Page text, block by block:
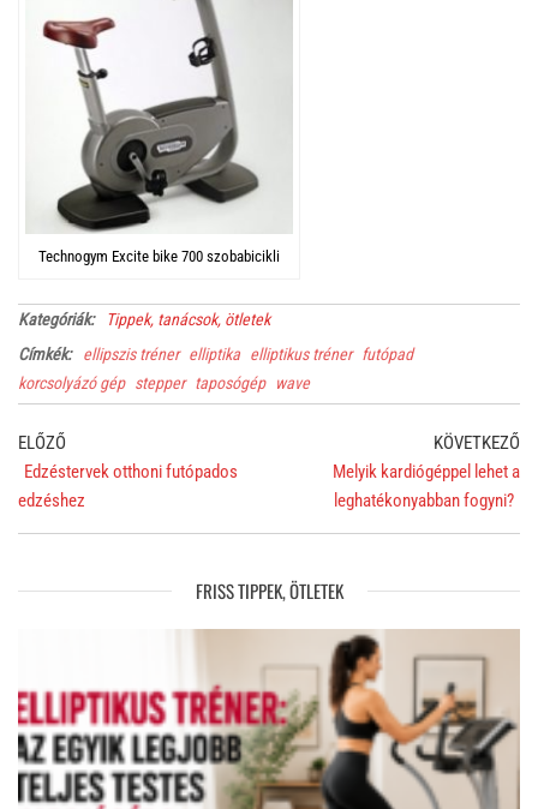
Technogym Excite bike 700 szobabicikli
Kategóriák:
Tippek, tanácsok, ötletek
Címkék:
ellipszis tréner elliptika elliptikus tréner futópad
korcsolyázó gép stepper taposógép wave
Bejegyzés
navigáció
Previous
Post
ELŐZŐ
Edzéstervek otthoni futópados
edzéshez
KÖVETKEZŐ
Melyik kardiógéppel lehet a
leghatékonyabban fogyni?
FRISS TIPPEK, ÖTLETEK